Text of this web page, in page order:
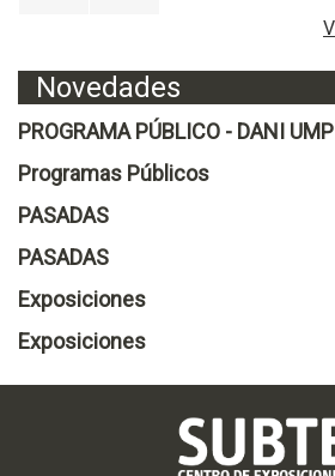
Novedades
PROGRAMA PÚBLICO - DANI
Programas Públicos
PASADAS
PASADAS
Exposiciones
Exposiciones